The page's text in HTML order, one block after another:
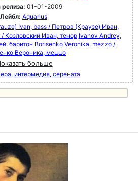
релиза: 01-01-2009
Лейбл: Aquarius
Ivan, bass / Петров (Краузе) Иван,
Козловский Иван, тенор Ivanov Andrey,
баритон Borisenko Veronika, mezzo /
Вероника, меццо
больше
интермедия, серената